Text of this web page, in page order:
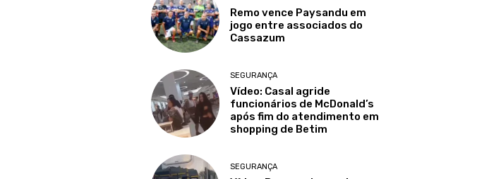
Remo vence Paysandu em
jogo entre associados do
Cassazum
SEGURANÇA
Vídeo: Casal agride
funcionários de McDonald’s
após fim do atendimento em
shopping de Betim
SEGURANÇA